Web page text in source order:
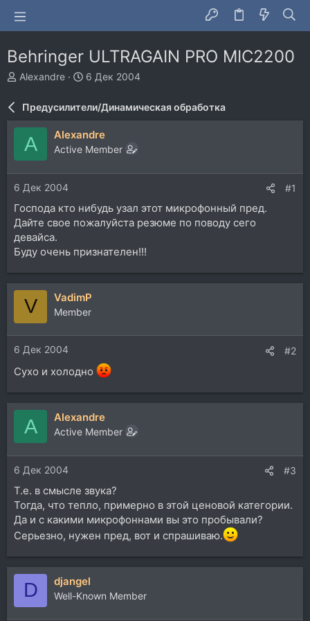
Behringer ULTRAGAIN PRO MIC2200
А
т
р
ы
Alexandre
Д
а
ч
6 Дек 2004
Предусилители/Динамическая обработка
A Alexandre
Active Member
6 Дек 2004 #1
Господа кто нибудь узал этот микрофонный пред.
Дайте свое пожалуйста резюме по поводу сего
девайса.
Буду очень признателен!!!
V VadimP
Member
6 Дек 2004 #2
Сухо и холодно
A Alexandre
Active Member
6 Дек 2004 #3
Т.е. в смысле звука?
Тогда, что тепло, примерно в этой ценовой категории.
Да и с какими микрофоннами вы это пробывали?
Серьезно, нужен пред, вот и спрашиваю.
D djangel
Well-Known Member